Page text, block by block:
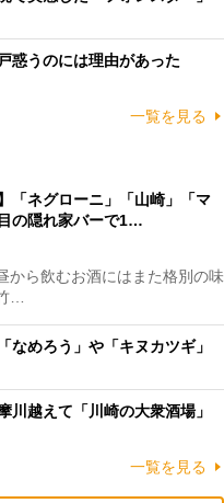
惑うのには理由があった
一覧を見る
「ネグローニ」「山崎」「マ
の隠れ家バーで1…
ら飲むお酒にはまた格別の味
…
なめろう」や「キヌカツギ」
川越えて「川崎の大衆酒場」
一覧を見る